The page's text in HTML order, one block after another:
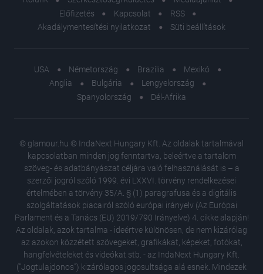
Előfizetés
Kapcsolat
RSS
Akadálymentesítési nyilatkozat
Süti beállítások
USA Németország Brazília
Mexikó
Anglia
Bulgária
Lengyelország
Spanyolország
Dél-Afrika
© glamour.hu © IndaNext Hungary Kft. Az oldalak tartalmával
kapcsolatban minden jog fenntartva, beleértve a tartalom
szöveg- és adatbányászat céljára való felhasználását is – a
szerzői jogról szóló 1999. évi LXXVI. törvény rendelkezései
értelmében a törvény 35/A. § (1) paragrafusa és a digitális
szolgáltatások piacairól szóló európai irányelv (Az Európai
Parlament és a Tanács (EU) 2019/790 Irányelve) 4. cikke alapján!
Az oldalak, azok tartalma - ideértve különösen, de nem kizárólag
az azokon közzétett szövegeket, grafikákat, képeket, fotókat,
hangfelvételeket és videókat stb. - az IndaNext Hungary Kft.
("Jogtulajdonos") kizárólagos jogosultsága alá esnek. Mindezek